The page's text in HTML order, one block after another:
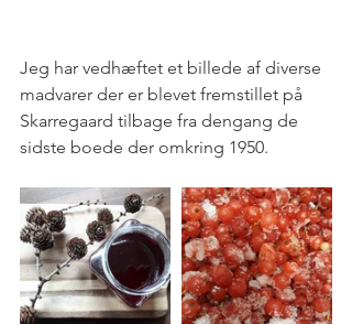
Jeg har vedhæftet et billede af diverse
madvarer der er blevet fremstillet på
Skarregaard tilbage fra dengang de
sidste boede der omkring 1950.